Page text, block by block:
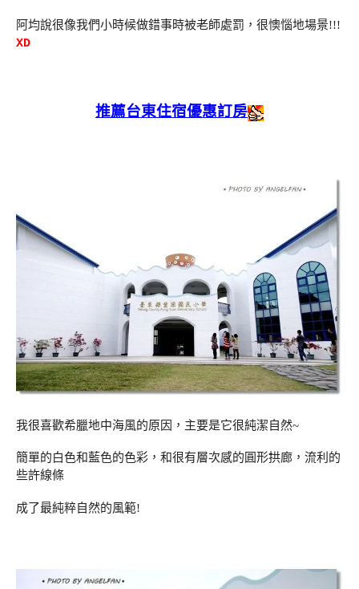
阿均說很像我們小時候做錯事時被老師處罰，很懊惱地場景!!!
XD
推薦台東住宿優惠訂房
我很喜歡希臘地中海風的原因，主要是它很純潔自然~
簡單的白色和藍色的色彩，和很有層次感的圓形拱廊，流利的
些許線條
成了最純粹自然的風範!